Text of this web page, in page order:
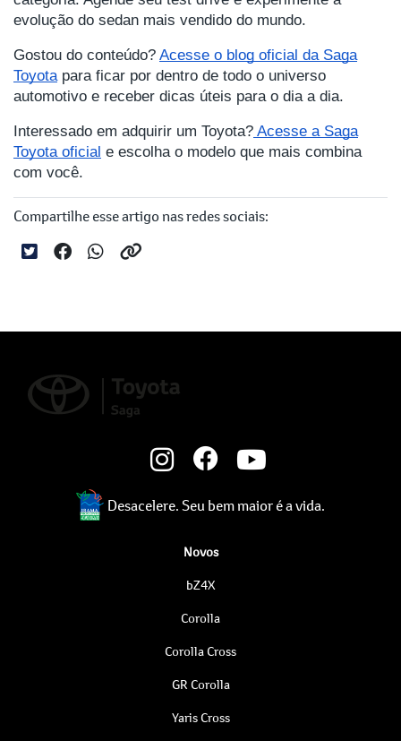
evolução do sedan mais vendido do mundo.
Gostou do conteúdo? Acesse o blog oficial da Saga
Toyotapara ficar por dentro de todo o universo
automotivo e receber dicas úteis para o dia a dia.
Interessado em adquirir um Toyota? Acesse a Saga
Toyota oficial e escolha o modelo que mais combina
com você.
Compartilhe esse artigo nas redes sociais:
Desacelere. Seu bem maior é a vida.
Novos
bZ4X
Corolla
Corolla Cross
GR Corolla
Yaris Cross